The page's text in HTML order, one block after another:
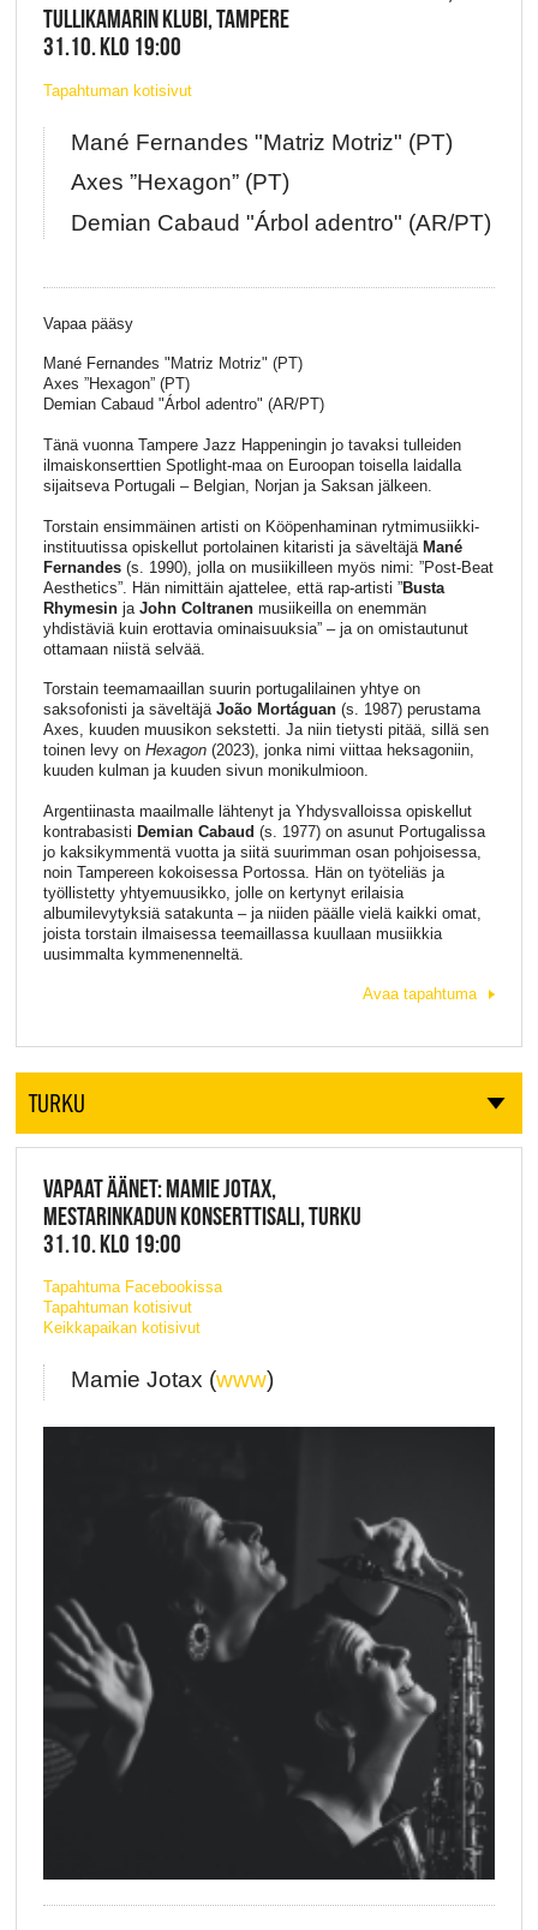
TULLIKAMARIN KLUBI, TAMPERE
31.10. KLO 19:00
Tapahtuman kotisivut
Mané Fernandes "Matriz Motriz" (PT)
Axes ”Hexagon” (PT)
Demian Cabaud "Árbol adentro" (AR/PT)
Vapaa pääsy
Mané Fernandes "Matriz Motriz" (PT)
Axes ”Hexagon” (PT)
Demian Cabaud "Árbol adentro" (AR/PT)
Tänä vuonna Tampere Jazz Happeningin jo tavaksi tulleiden
ilmaiskonserttien Spotlight-maa on Euroopan toisella laidalla
sijaitseva Portugali – Belgian, Norjan ja Saksan jälkeen.
Torstain ensimmäinen artisti on Kööpenhaminan rytmimusiikki-
instituutissa opiskellut portolainen kitaristi ja säveltäjä Mané
Fernandes(s. 1990), jolla on musiikilleen myös nimi: ”Post-Beat
Aesthetics”. Hän nimittäin ajattelee, että rap-artisti ”Busta
Rhymesinja John Coltranenmusiikeilla on enemmän
yhdistäviä kuin erottavia ominaisuuksia” – ja on omistautunut
ottamaan niistä selvää.
Torstain teemamaaillan suurin portugalilainen yhtye on
saksofonisti ja säveltäjä João Mortáguan(s. 1987) perustama
Axes, kuuden muusikon sekstetti. Ja niin tietysti pitää, sillä sen
toinen levy on Hexagon(2023), jonka nimi viittaa heksagoniin,
kuuden kulman ja kuuden sivun monikulmioon.
Argentiinasta maailmalle lähtenyt ja Yhdysvalloissa opiskellut
kontrabasisti Demian Cabaud (s. 1977) on asunut Portugalissa
jo kaksikymmentä vuotta ja siitä suurimman osan pohjoisessa,
noin Tampereen kokoisessa Portossa. Hän on työteliäs ja
työllistetty yhtyemuusikko, jolle on kertynyt erilaisia
albumilevytyksiä satakunta – ja niiden päälle vielä kaikki omat,
joista torstain ilmaisessa teemaillassa kuullaan musiikkia
uusimmalta kymmenenneltä.
Avaa tapahtuma
TURKU
VAPAAT ÄÄNET: MAMIE JOTAX,
MESTARINKADUN KONSERTTISALI, TURKU
31.10. KLO 19:00
Tapahtuma Facebookissa
Tapahtuman kotisivut
Keikkapaikan kotisivut
Mamie Jotax (www)